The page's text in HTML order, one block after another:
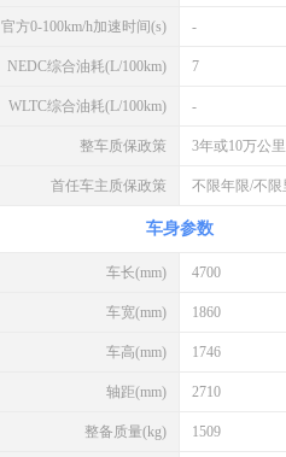
官方0-100km/h加速时间(s) -
NEDC综合油耗(L/100km) 7
WLTC综合油耗(L/100km) -
整车质保政策 3年或10万公里
首任车主质保政策 不限年限/不
车身参数
车长(mm) 4700
车宽(mm) 1860
车高(mm) 1746
轴距(mm) 2710
整备质量(kg) 1509